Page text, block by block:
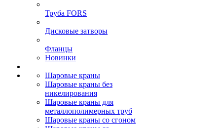
Труба FORS
Дисковые затворы
Фланцы
Новинки
Шаровые краны
Шаровые краны без
никелирования
Шаровые краны для
металлополимерных труб
Шаровые краны со сгоном